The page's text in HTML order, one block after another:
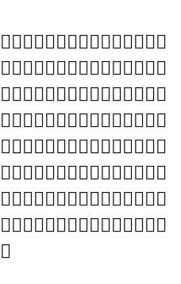
𖌏𖌐𖌑𖌒𖌓𖌔𖌕𖌖𖌗𖌘𖌙𖌚𖌛𖌜𖌝
𖌭𖌮𖌯𖌰𖌱𖌲𖌳𖌴𖌵𖌶𖌷𖌸𖌹𖌺𖌻
𖍋𖍌𖍍𖍎𖍏𖍐𖍑𖍒𖍓𖍔𖍕𖍖𖍗𖍘𖍙
𖍩𖍪𖍫𖍬𖍭𖍮𖍯𖍰𖍱𖍲𖍳𖍴𖍵𖍶𖍷
𖎇𖎈𖎉𖎊𖎋𖎌𖎍𖎎𖎏𖎐𖎑𖎒𖎓𖎔𖎕
𖎥𖎦𖎧𖎨𖎩𖎪𖎫𖎬𖎭𖎮𖎯𖎰𖎱𖎲𖎳
𖏃𖏄𖏅𖏆𖏇𖏈𖏉𖏊𖏋𖏌𖏍𖏎𖏏𖏐𖏑
𖏡𖏢𖏣𖏤𖏥𖏦𖏧𖏨𖏩𖏪𖏫𖏬𖏭𖏮𖏯
𖏿